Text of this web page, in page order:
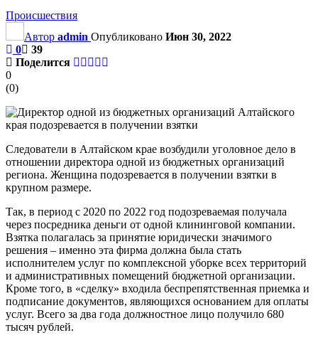
Происшествия
Автор admin Опубликовано Июн 30, 2022
0
39
Поделится
0
(0)
Следователи в Алтайском крае возбудили уголовное дело в
отношении директора одной из бюджетных организаций
региона. Женщина подозревается в получении взятки в
крупном размере.
Так, в период с 2020 по 2022 год подозреваемая получала
через посредника деньги от одной клининговой компании.
Взятка полагалась за принятие юридически значимого
решения – именно эта фирма должна была стать
исполнителем услуг по комплексной уборке всех территорий
и административных помещений бюджетной организации.
Кроме того, в «сделку» входила беспрепятственная приемка и
подписание документов, являющихся основанием для оплаты
услуг. Всего за два года должностное лицо получило 680
тысяч рублей.